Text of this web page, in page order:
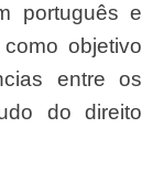
português e
objetivo
entre os
do direito